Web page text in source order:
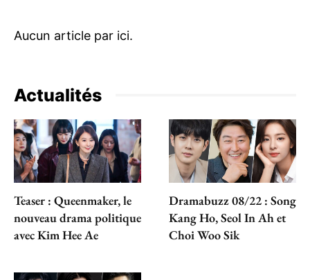
Actualités
Teaser : Queenmaker, le
nouveau drama politique
avec Kim Hee Ae
Dramabuzz 08/22 : Song
Kang Ho, Seol In Ah et
Choi Woo Sik